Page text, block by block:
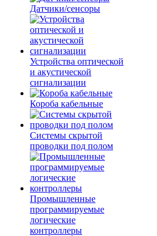
Датчики/сенсоры
Устройства оптической
и акустической
сигнализации
Короба кабельные
Системы скрытой
проводки под полом
Промышленные
программируемые
логические
контроллеры